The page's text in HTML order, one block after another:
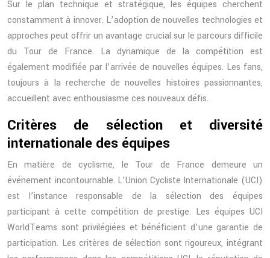
Sur le plan technique et stratégique, les équipes cherchent
constamment à innover. L’adoption de nouvelles technologies et
approches peut offrir un avantage crucial sur le parcours difficile
du Tour de France. La dynamique de la compétition est
également modifiée par l’arrivée de nouvelles équipes. Les fans,
toujours à la recherche de nouvelles histoires passionnantes,
accueillent avec enthousiasme ces nouveaux défis.
Critères de sélection et diversité
internationale des équipes
En matière de cyclisme, le Tour de France demeure un
événement incontournable. L’Union Cycliste Internationale (UCI)
est l’instance responsable de la sélection des équipes
participant à cette compétition de prestige. Les équipes UCI
WorldTeams sont privilégiées et bénéficient d’une garantie de
participation. Les critères de sélection sont rigoureux, intégrant